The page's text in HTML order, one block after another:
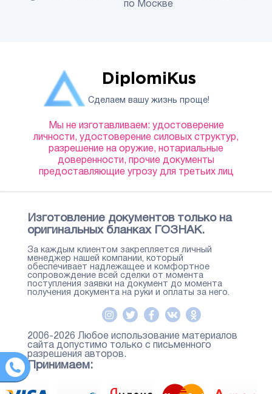
DiplomiKus
Сделаем вашу жизнь проще!
Мы не изготавливаем: удостоверение
личности, удостоверение силовых структур,
разрешение на оружие, нотариальные
доверенности, прочие документы
предоставляющие угрозу для третьих лиц
Изготовление документов только на
оригинальных бланках ГОЗНАК.
За каждым клиентом закрепляется личный
менеджер нашей компании, который
обеспечивает надлежащее и комфортное
сопровождение всей сделки от момента
поступления заявки на документ до момента
получения документа на руки и оплаты за него.
2006-2026 Любое использование материалов
сайта допустимо только с письменного
разрешения авторов.
Принимаем:
по Москве